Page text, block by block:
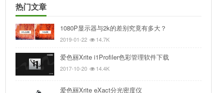
热门文章
1080P显示器与2k的差别究竟有多大？
2019-01-22 14.7K
爱色丽Xrite i1Profiler色彩管理软件下载
2017-10-20 14.4K
爱色丽Xrite eXact分光密度仪